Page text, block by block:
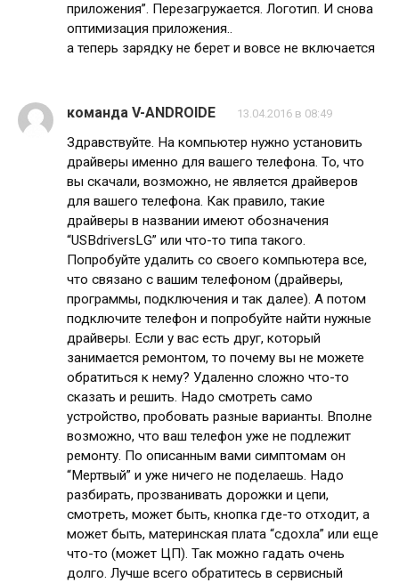
приложения”. Перезагружается. Логотип. И снова
оптимизация приложения..
а теперь зарядку не берет и вовсе не включается
команда V-ANDROIDE 13.04.2016 в 08:49
Здравствуйте. На компьютер нужно установить
драйверы именно для вашего телефона. То, что
вы скачали, возможно, не является драйверов
для вашего телефона. Как правило, такие
драйверы в названии имеют обозначения
“USBdriversLG” или что-то типа такого.
Попробуйте удалить со своего компьютера все,
что связано с вашим телефоном (драйверы,
программы, подключения и так далее). А потом
подключите телефон и попробуйте найти нужные
драйверы. Если у вас есть друг, который
занимается ремонтом, то почему вы не можете
обратиться к нему? Удаленно сложно что-то
сказать и решить. Надо смотреть само
устройство, пробовать разные варианты. Вполне
возможно, что ваш телефон уже не подлежит
ремонту. По описанным вами симптомам он
“Мертвый” и уже ничего не поделаешь. Надо
разбирать, прозванивать дорожки и цепи,
смотреть, может быть, кнопка где-то отходит, а
может быть, материнская плата “сдохла” или еще
что-то (может ЦП). Так можно гадать очень
долго. Лучше всего обратитесь в сервисный